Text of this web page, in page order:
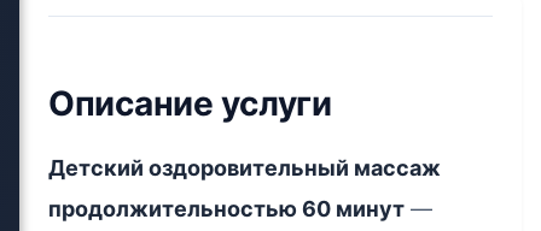
Описание услуги
Детский оздоровительный массаж
продолжительностью 60 минут —